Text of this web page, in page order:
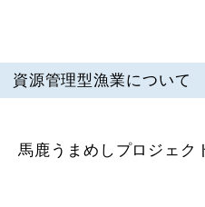
資源管理型漁業について
馬鹿うまめしプロジェク